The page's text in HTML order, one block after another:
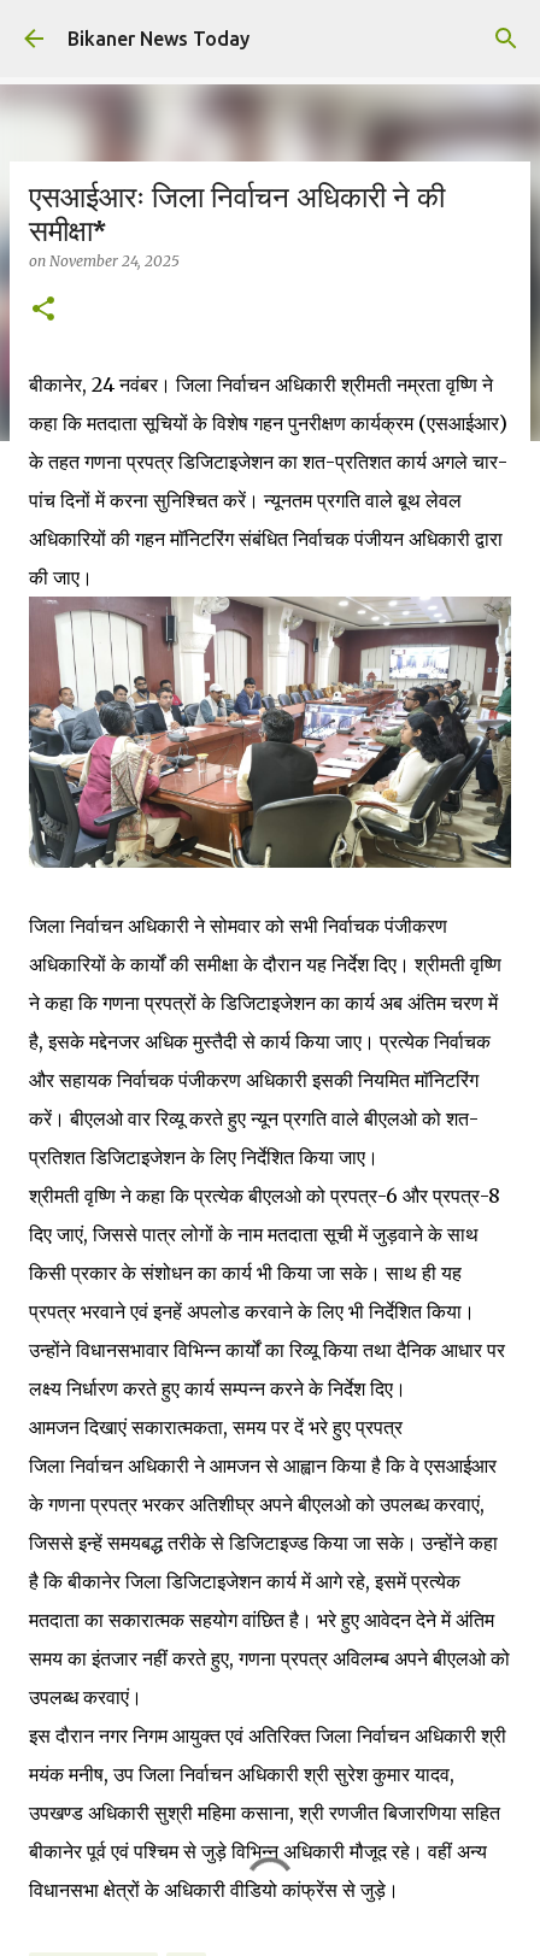
Skip to main content
Bikaner News Today
एसआईआरः जिला निर्वाचन अधिकारी ने की
समीक्षा*
on November 24, 2025
बीकानेर, 24 नवंबर। जिला निर्वाचन अधिकारी श्रीमती नम्रता वृष्णि ने
कहा कि मतदाता सूचियों के विशेष गहन पुनरीक्षण कार्यक्रम (एसआईआर)
के तहत गणना प्रपत्र डिजिटाइजेशन का शत-प्रतिशत कार्य अगले चार-
पांच दिनों में करना सुनिश्चित करें। न्यूनतम प्रगति वाले बूथ लेवल
अधिकारियों की गहन माॅनिटरिंग संबंधित निर्वाचक पंजीयन अधिकारी द्वारा
की जाए।
जिला निर्वाचन अधिकारी ने सोमवार को सभी निर्वाचक पंजीकरण
अधिकारियों के कार्यों की समीक्षा के दौरान यह निर्देश दिए। श्रीमती वृष्णि
ने कहा कि गणना प्रपत्रों के डिजिटाइजेशन का कार्य अब अंतिम चरण में
है, इसके मद्देनजर अधिक मुस्तैदी से कार्य किया जाए। प्रत्येक निर्वाचक
और सहायक निर्वाचक पंजीकरण अधिकारी इसकी नियमित माॅनिटरिंग
करें। बीएलओ वार रिव्यू करते हुए न्यून प्रगति वाले बीएलओ को शत-
प्रतिशत डिजिटाइजेशन के लिए निर्देशित किया जाए।
श्रीमती वृष्णि ने कहा कि प्रत्येक बीएलओ को प्रपत्र-6 और प्रपत्र-8
दिए जाएं, जिससे पात्र लोगों के नाम मतदाता सूची में जुड़वाने के साथ
किसी प्रकार के संशोधन का कार्य भी किया जा सके। साथ ही यह
प्रपत्र भरवाने एवं इनहें अपलोड करवाने के लिए भी निर्देशित किया।
उन्होंने विधानसभावार विभिन्न कार्यों का रिव्यू किया तथा दैनिक आधार पर
लक्ष्य निर्धारण करते हुए कार्य सम्पन्न करने के निर्देश दिए।
आमजन दिखाएं सकारात्मकता, समय पर दें भरे हुए प्रपत्र
जिला निर्वाचन अधिकारी ने आमजन से आह्वान किया है कि वे एसआईआर
के गणना प्रपत्र भरकर अतिशीघ्र अपने बीएलओ को उपलब्ध करवाएं,
जिससे इन्हें समयबद्ध तरीके से डिजिटाइज्ड किया जा सके। उन्होंने कहा
है कि बीकानेर जिला डिजिटाइजेशन कार्य में आगे रहे, इसमें प्रत्येक
मतदाता का सकारात्मक सहयोग वांछित है। भरे हुए आवेदन देने में अंतिम
समय का इंतजार नहीं करते हुए, गणना प्रपत्र अविलम्ब अपने बीएलओ को
उपलब्ध करवाएं।
इस दौरान नगर निगम आयुक्त एवं अतिरिक्त जिला निर्वाचन अधिकारी श्री
मयंक मनीष, उप जिला निर्वाचन अधिकारी श्री सुरेश कुमार यादव,
उपखण्ड अधिकारी सुश्री महिमा कसाना, श्री रणजीत बिजारणिया सहित
बीकानेर पूर्व एवं पश्चिम से जुड़े विभिन्न अधिकारी मौजूद रहे। वहीं अन्य
विधानसभा क्षेत्रों के अधिकारी वीडियो कांफ्रेंस से जुड़े।